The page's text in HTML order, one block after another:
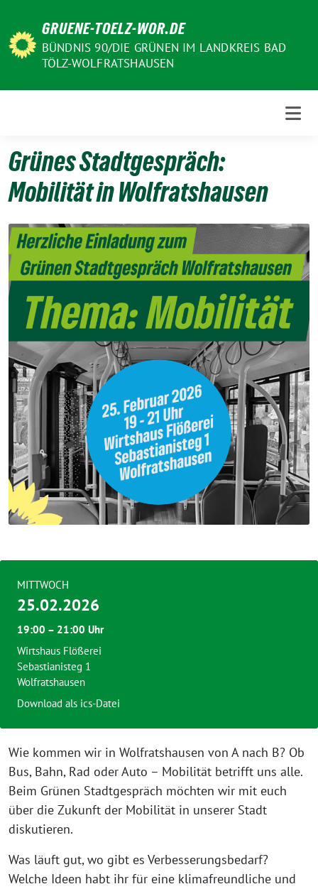
zum
Inhalt
GRUENE-TOELZ-WOR.DE
BÜNDNIS 90/DIE GRÜNEN IM LANDKREIS BAD
TÖLZ-WOLFRATSHAUSEN
Grünes Stadtgespräch:
Mobilität in Wolfratshausen
Wie kommen wir in Wolfratshausen von A nach B? Ob
Bus, Bahn, Rad oder Auto – Mobilität betrifft uns alle.
Beim Grünen Stadtgespräch möchten wir mit euch
über die Zukunft der Mobilität in unserer Stadt
diskutieren.
Was läuft gut, wo gibt es Verbesserungsbedarf?
Welche Ideen habt ihr für eine klimafreundliche und
MITTWOCH
25.02.2026
19:00 – 21:00 Uhr
Wirtshaus Flößerei
Sebastianisteg 1
Wolfratshausen
Download als ics-Datei